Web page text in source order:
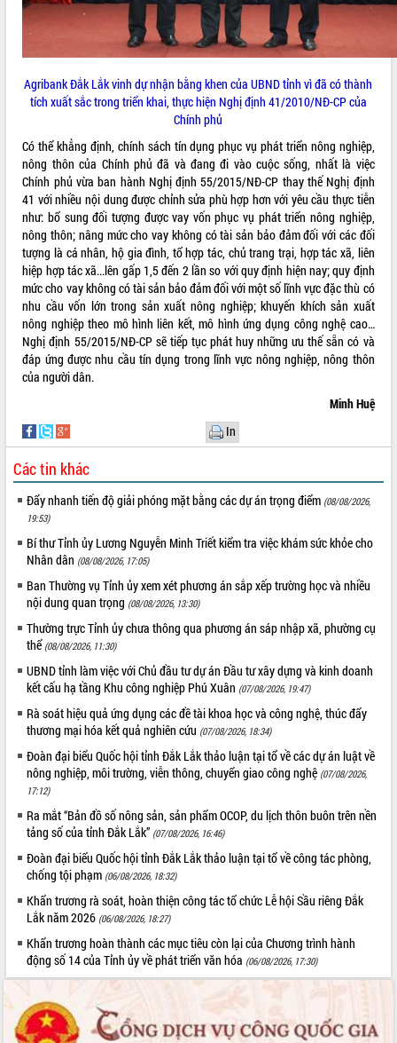
Hòn Yến phát triển du lịch gắn với bảo
tồn biển
Lấy ý kiến điều chỉnh Quy hoạch tỉnh
Đắk Lắk thời kỳ 2021-2030, tầm nhìn
đến năm 2050
Phát động chiến dịch 30 ngày đêm
giải phóng mặt bằng Tuyến đường bộ
ven biển
Đắk Lắk nỗ lực thúc đẩy tăng trưởng
kinh tế từ 10% trở lên trong Quý
II/2026
Đắk Lắk ký kết thỏa thuận hợp tác về
chuyển đổi số giai đoạn 2026 – 2030
với Tập đoàn Bưu chính Viễn thông
Việt Nam
Thứ trưởng Bộ Y tế làm việc với tỉnh
Đắk Lắk về phát triển nhân lực y tế
cho trạm y tế cấp xã
Du lịch Đắk Lắk nâng tầm trải nghiệm
du khách thông qua Hệ thống cơ sở dữ
liệu và Bản đồ số
trong thương mại điện tử năm 2026
Đoàn đại biểu Quốc hội tỉnh Đắk Lắk
trao đổi thông tin trước Kỳ họp thứ
nhất, Quốc hội khóa XVI
Quyết liệt cải cách hành chính, khơi
thông nguồn lực phát triển
Nâng cao hiệu lực, hiệu quả HĐND
tỉnh thông qua hiện đại hóa hành chính
Xã Ea Phê gắn cải cách hành chính với
chuyển đổi số
Phó Chủ tịch Thường trực UBND tỉnh
Hồ Thị Nguyên Thảo làm việc tại Trung
tâm Phục vụ hành chính công xã Ea
Phê
hành cùng nông dân dân, doanh nghiệp
Giai đoạn 2026-2030, Đắk Lắk phấn
đấu có 77% xã đạt chuẩn nông thôn
mới
Chuyển đổi số 'mở đường' cho nông
nghiệp Đắk Lắk tăng trưởng bứt phá
Triển khai đồng bộ đo đạc, lập hồ sơ
địa chính, hoàn thiện cơ sở dữ liệu đất
đai
Ứng dụng sinh trắc học - Bước tiến
trong hành trình chuyển đổi số tại Đắk
Đắk Lắk nâng cao hiệu quả công tác
Đảng từ Sổ tay đảng viên điện tử
nghệ, hướng tới phát triển thủy sản
bền vững
Agribank Đắk Lắk vinh dự nhận bằng khen của UBND tỉnh vì đã có thành
tích xuất sắc trong triển khai, thực hiện Nghị định 41/2010/NĐ-CP của
Chính phủ
Có thể khẳng định, chính sách tín dụng phục vụ phát triển nông nghiệp,
nông thôn của Chính phủ đã và đang đi vào cuộc sống, nhất là việc
Chính phủ vừa ban hành Nghị định 55/2015/NĐ-CP thay thế Nghị định
41 với nhiều nội dung được chỉnh sửa phù hợp hơn với yêu cầu thực tiễn
như: bổ sung đối tượng được vay vốn phục vụ phát triển nông nghiệp,
nông thôn; nâng mức cho vay không có tài sản bảo đảm đối với các đối
tượng là cá nhân, hộ gia đình, tổ hợp tác, chủ trang trại, hợp tác xã, liên
hiệp hợp tác xã...lên gấp 1,5 đến 2 lần so với quy định hiện nay; quy định
mức cho vay không có tài sản bảo đảm đối với một số lĩnh vực đặc thù có
nhu cầu vốn lớn trong sản xuất nông nghiệp; khuyến khích sản xuất
nông nghiệp theo mô hình liên kết, mô hình ứng dụng công nghệ cao…
Nghị định 55/2015/NĐ-CP sẽ tiếp tục phát huy những ưu thế sẵn có và
đáp ứng được nhu cầu tín dụng trong lĩnh vực nông nghiệp, nông thôn
của người dân.
Minh Huệ
In
Các tin khác
Đẩy nhanh tiến độ giải phóng mặt bằng các dự án trọng điểm (08/08/2026,
19:53)
Bí thư Tỉnh ủy Lương Nguyễn Minh Triết kiểm tra việc khám sức khỏe cho
Nhân dân (08/08/2026, 17:05)
Ban Thường vụ Tỉnh ủy xem xét phương án sắp xếp trường học và nhiều
nội dung quan trọng (08/08/2026, 13:30)
Thường trực Tỉnh ủy chưa thông qua phương án sáp nhập xã, phường cụ
thể (08/08/2026, 11:30)
UBND tỉnh làm việc với Chủ đầu tư dự án Đầu tư xây dựng và kinh doanh
kết cấu hạ tầng Khu công nghiệp Phú Xuân (07/08/2026, 19:47)
Rà soát hiệu quả ứng dụng các đề tài khoa học và công nghệ, thúc đẩy
thương mại hóa kết quả nghiên cứu (07/08/2026, 18:34)
Đoàn đại biểu Quốc hội tỉnh Đắk Lắk thảo luận tại tổ về các dự án luật về
nông nghiệp, môi trường, viễn thông, chuyển giao công nghệ (07/08/2026,
17:12)
Ra mắt “Bản đồ số nông sản, sản phẩm OCOP, du lịch thôn buôn trên nền
tảng số của tỉnh Đắk Lắk” (07/08/2026, 16:46)
Đoàn đại biểu Quốc hội tỉnh Đắk Lắk thảo luận tại tổ về công tác phòng,
chống tội phạm (06/08/2026, 18:32)
Khẩn trương rà soát, hoàn thiện công tác tổ chức Lễ hội Sầu riêng Đắk
Lắk năm 2026 (06/08/2026, 18:27)
Khẩn trương hoàn thành các mục tiêu còn lại của Chương trình hành
động số 14 của Tỉnh ủy về phát triển văn hóa (06/08/2026, 17:30)